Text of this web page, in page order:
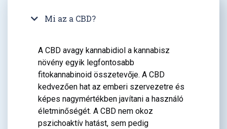
Mi az a CBD?
A CBD avagy kannabidiol a kannabisz
növény egyik legfontosabb
fitokannabinoid összetevője. A CBD
kedvezően hat az emberi szervezetre és
képes nagymértékben javítani a használó
életminőségét. A CBD nem okoz
pszichoaktív hatást, sem pedig